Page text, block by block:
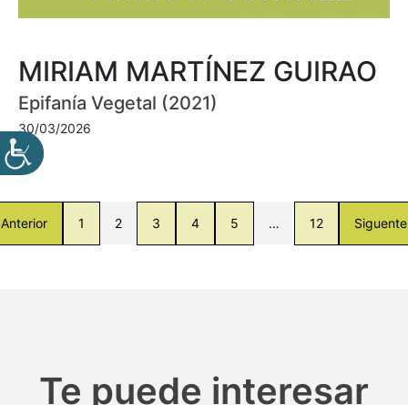
MIRIAM MARTÍNEZ GUIRAO
Epifanía Vegetal (2021)
30/03/2026
Anterior 1 2 3 4 5 … 12 Siguente
Te puede interesar